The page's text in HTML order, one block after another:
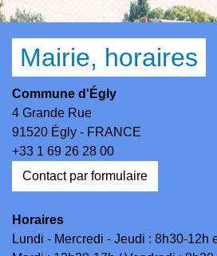
Mairie, horaires
Commune d'Égly
4 Grande Rue
91520 Égly - FRANCE
+33 1 69 26 28 00
Contact par formulaire
Horaires
Lundi - Mercredi - Jeudi : 8h30-12h